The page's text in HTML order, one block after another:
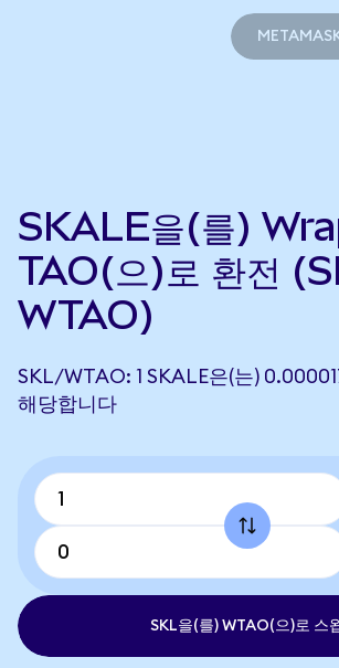
SKALE을(를)
TAO(으)로 환전
WTAO)
SKL/WTAO: 1 SKALE은(는)
해당합니다
SKL을(를) WTAO(으)로 스